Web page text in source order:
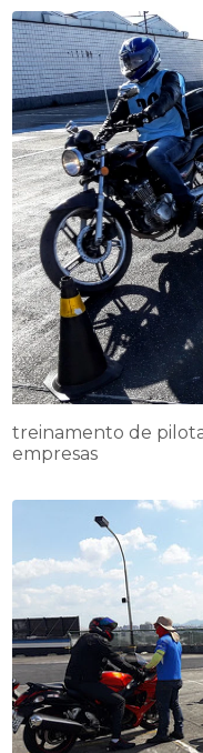
treinamento de
empresas